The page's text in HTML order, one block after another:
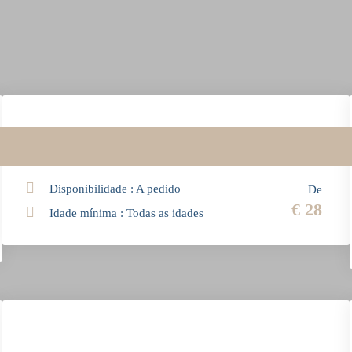
De
€ 28
Disponibilidade : A pedido
Idade mínima : Todas as idades